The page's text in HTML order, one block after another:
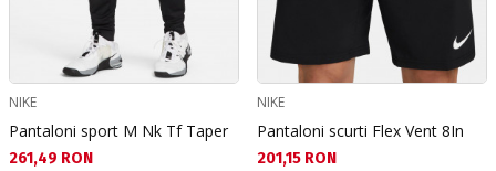
NIKE
Pantaloni sport M Nk Tf Taper
Текуща цена:
261,49 RON
NIKE
Pantaloni scurti Flex Vent 8In
Текуща цена:
201,15 RON